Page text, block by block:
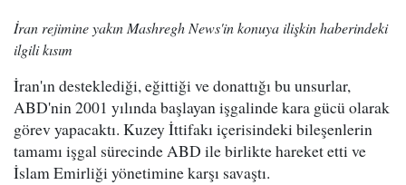
İran rejimine yakın Mashregh News'in konuya ilişkin haberindeki
ilgili kısım
İran'ın desteklediği, eğittiği ve donattığı bu unsurlar,
ABD'nin 2001 yılında başlayan işgalinde kara gücü olarak
görev yapacaktı. Kuzey İttifakı içerisindeki bileşenlerin
tamamı işgal sürecinde ABD ile birlikte hareket etti ve
İslam Emirliği yönetimine karşı savaştı.